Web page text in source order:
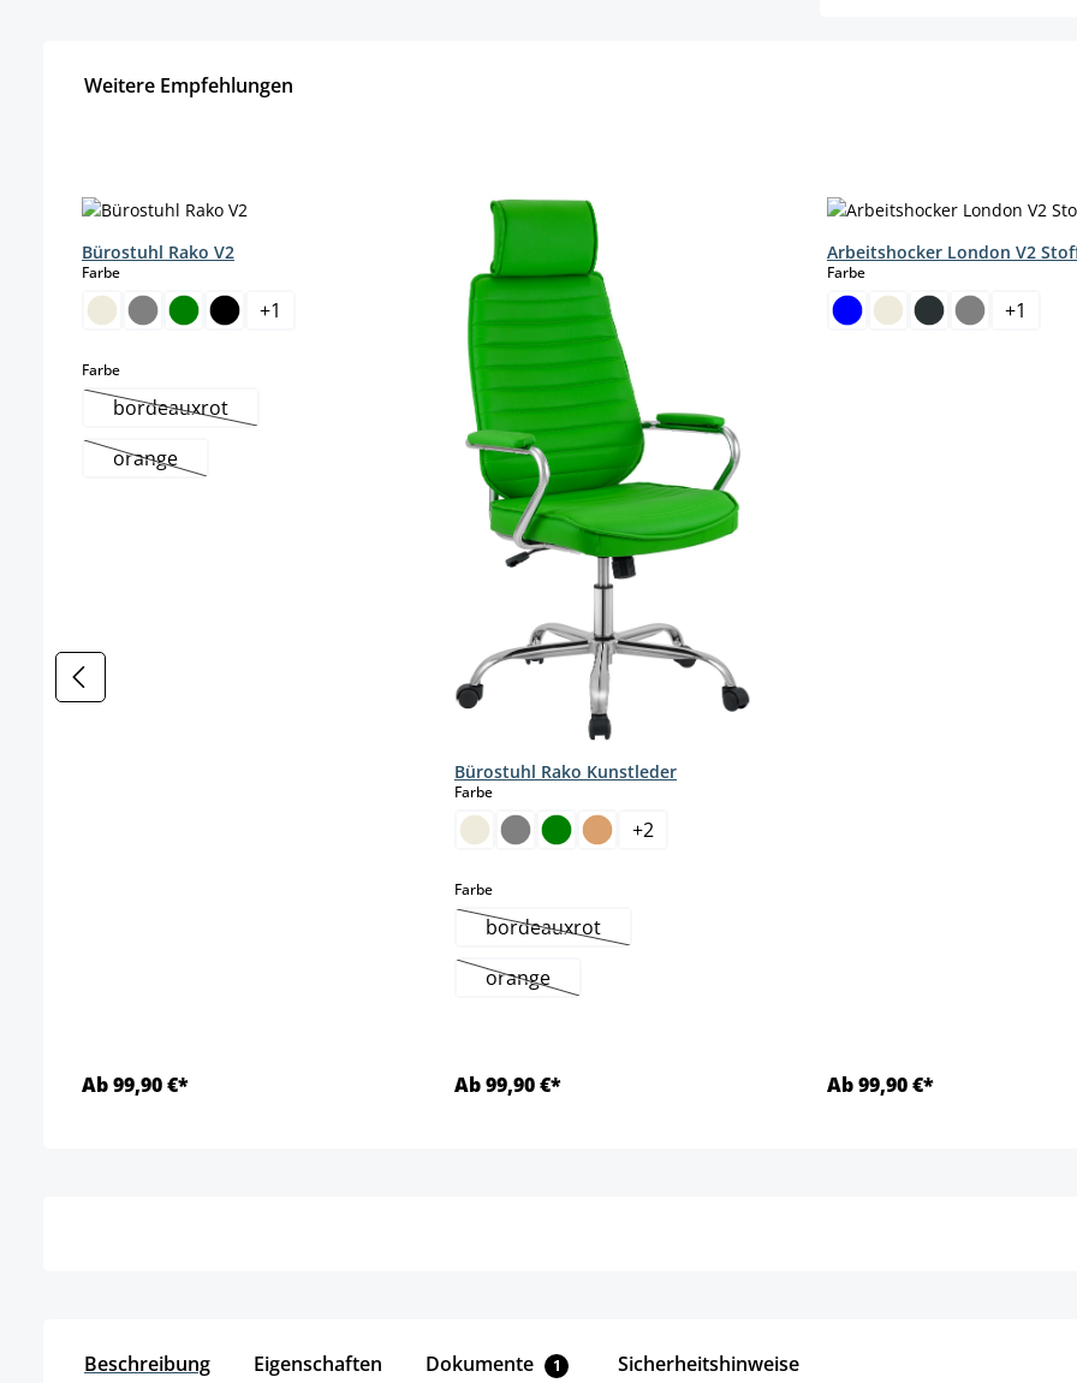
Weitere Empfehlungen
Bürostuhl Rako V2
Farbeauswählen
+1
Farbeauswählen
bordeauxrot(Diese Option ist zurzeit nicht verfügbar.)
orange(Diese Option ist zurzeit nicht verfügbar.)
Ab 99,90 €*
Bürostuhl Rako Kunstleder
Farbeauswählen
+2
Farbeauswählen
bordeauxrot(Diese Option ist zurzeit nicht verfügbar.)
orange(Diese Option ist zurzeit nicht verfügbar.)
Ab 99,90 €*
Arbeitshocker London V2
Farbeauswählen
+1
Ab 99,90 €*
Beschreibung Eigenschaften Dokumente 1 Sicherheitshinweise